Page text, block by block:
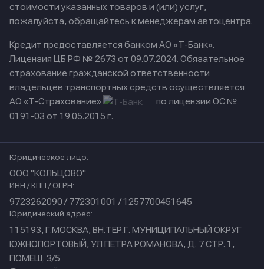
стоимости указанных товаров и (или) услуг,
пожалуйста, обращайтесь к менеджерам автоцентра.
Кредит предоставляется банком АО «Т-Банк».
Лицензия ЦБ РФ № 2673 от 09.07.2024. Обязательное
страхование гражданской ответственности
владельцев транспортных средств осуществляется
АО «Т-Страхование»
по лицензии ОС №
0191-03 от 19.05.2015 г.
Юридическое лицо:
ООО "КОЛЬЦОВО"
ИНН / КПП / ОГРН:
9723262090 / 772301001 / 1257700451645
Юридический адрес:
115193, Г.МОСКВА, ВН.ТЕР.Г. МУНИЦИПАЛЬНЫЙ ОКРУГ
ЮЖНОПОРТОВЫЙ, УЛ ПЕТРА РОМАНОВА, Д. 7 СТР. 1,
ПОМЕЩ. 3/5